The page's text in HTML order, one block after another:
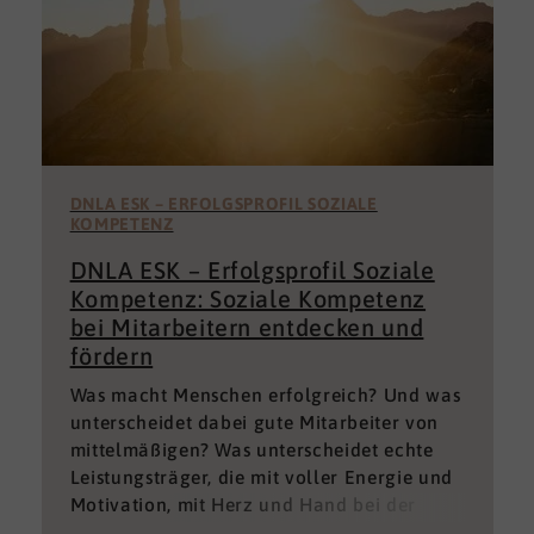
DNLA ESK – ERFOLGSPROFIL SOZIALE
KOMPETENZ
DNLA ESK – Erfolgsprofil Soziale
Kompetenz: Soziale Kompetenz
bei Mitarbeitern entdecken und
fördern
Was macht Menschen erfolgreich? Und was
unterscheidet dabei gute Mitarbeiter von
mittelmäßigen? Was unterscheidet echte
Leistungsträger, die mit voller Energie und
Motivation, mit Herz und Hand bei der